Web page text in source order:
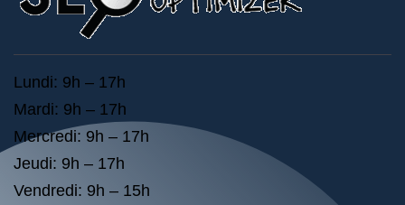
Lundi: 9h – 17h
Mardi: 9h – 17h
Mercredi: 9h – 17h
Jeudi: 9h – 17h
Vendredi: 9h – 15h